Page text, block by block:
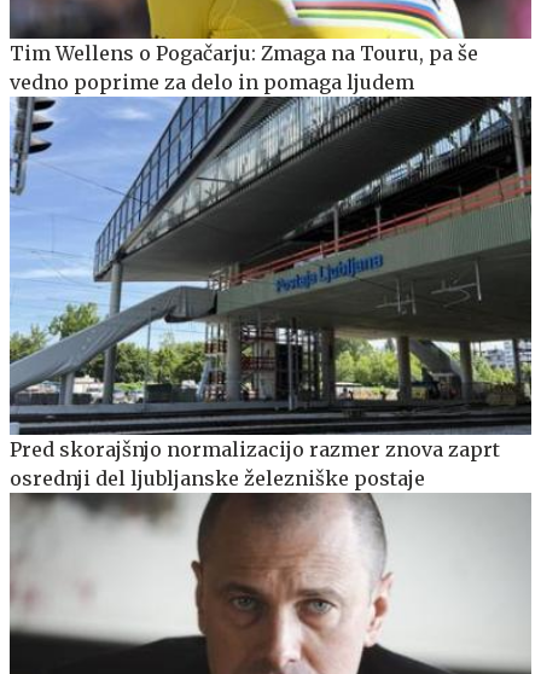
Tim Wellens o Pogačarju: Zmaga na Touru, pa še
vedno poprime za delo in pomaga ljudem
Pred skorajšnjo normalizacijo razmer znova zaprt
osrednji del ljubljanske železniške postaje